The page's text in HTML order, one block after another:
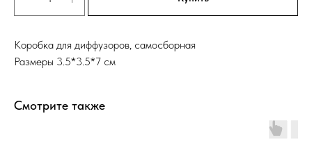
Коробка для диффузоров, самосборная
Размеры 3.5*3.5*7 см
Смотрите также